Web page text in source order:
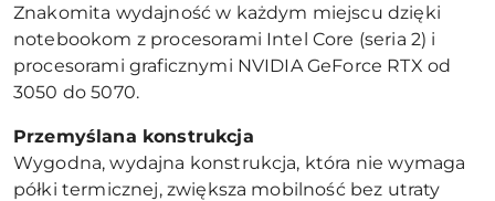
Znakomita wydajność w każdym miejscu dzięki
notebookom z procesorami Intel Core (seria 2) i
procesorami graficznymi NVIDIA GeForce RTX od
3050 do 5070.
Przemyślana konstrukcja
Wygodna, wydajna konstrukcja, która nie wymaga
półki termicznej, zwiększa mobilność bez utraty